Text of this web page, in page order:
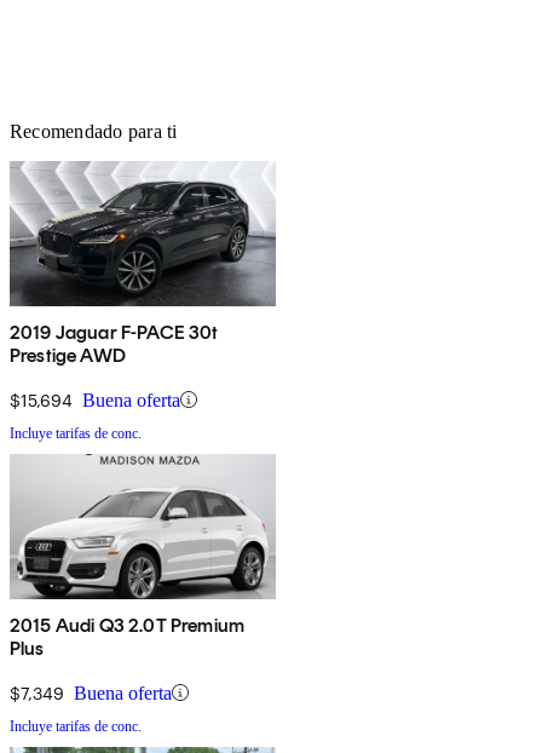
Recomendado para ti
2019 Jaguar F-PACE 30t
Prestige AWD
$15,694 Buena oferta
Incluye tarifas de conc.
2015 Audi Q3 2.0T Premium
Plus
$7,349 Buena oferta
Incluye tarifas de conc.